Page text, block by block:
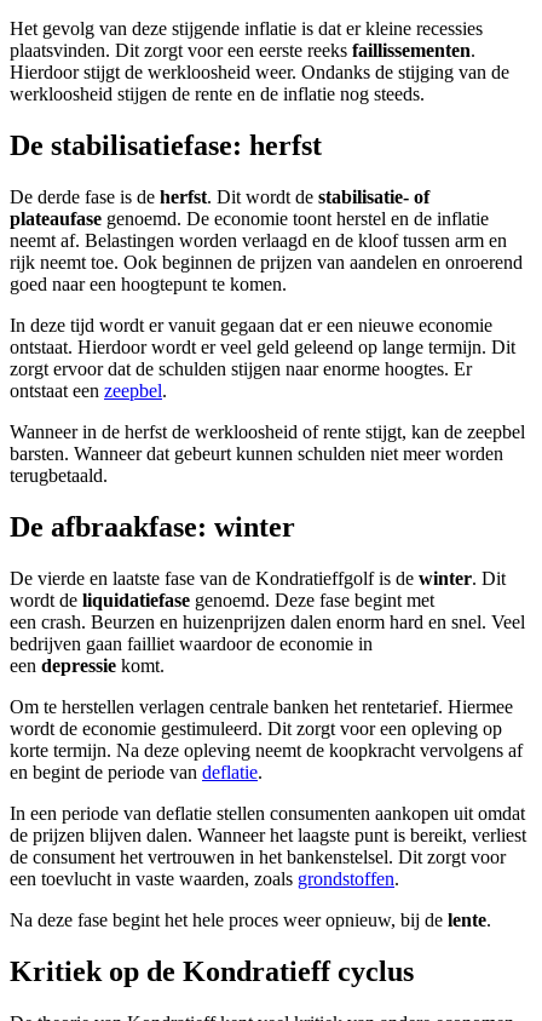
Het gevolg van deze stijgende inflatie is dat er kleine recessies
plaatsvinden. Dit zorgt voor een eerste reeks faillissementen.
Hierdoor stijgt de werkloosheid weer. Ondanks de stijging van de
werkloosheid stijgen de rente en de inflatie nog steeds.
De stabilisatiefase: herfst
De derde fase is de herfst. Dit wordt de stabilisatie- of
plateaufase genoemd. De economie toont herstel en de inflatie
neemt af. Belastingen worden verlaagd en de kloof tussen arm en
rijk neemt toe. Ook beginnen de prijzen van aandelen en onroerend
goed naar een hoogtepunt te komen.
In deze tijd wordt er vanuit gegaan dat er een nieuwe economie
ontstaat. Hierdoor wordt er veel geld geleend op lange termijn. Dit
zorgt ervoor dat de schulden stijgen naar enorme hoogtes. Er
ontstaat een zeepbel.
Wanneer in de herfst de werkloosheid of rente stijgt, kan de zeepbel
barsten. Wanneer dat gebeurt kunnen schulden niet meer worden
terugbetaald.
De afbraakfase: winter
De vierde en laatste fase van de Kondratieffgolf is de winter. Dit
wordt de liquidatiefase genoemd. Deze fase begint met
een crash. Beurzen en huizenprijzen dalen enorm hard en snel. Veel
bedrijven gaan failliet waardoor de economie in
een depressie komt.
Om te herstellen verlagen centrale banken het rentetarief. Hiermee
wordt de economie gestimuleerd. Dit zorgt voor een opleving op
korte termijn. Na deze opleving neemt de koopkracht vervolgens af
en begint de periode van deflatie.
In een periode van deflatie stellen consumenten aankopen uit omdat
de prijzen blijven dalen. Wanneer het laagste punt is bereikt, verliest
de consument het vertrouwen in het bankenstelsel. Dit zorgt voor
een toevlucht in vaste waarden, zoals grondstoffen.
Na deze fase begint het hele proces weer opnieuw, bij de lente.
Kritiek op de Kondratieff cyclus